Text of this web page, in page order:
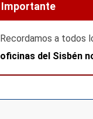
Importante
Recordamos a todos
oficinas del Sisbén